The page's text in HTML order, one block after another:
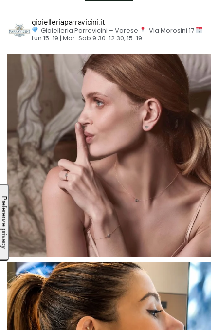
gioielleriaparravicini.it
Gioielleria Parravicini – Varese
Via Morosini 17
Lun 15-19 | Mar-Sab 9.30-12.30, 15-19